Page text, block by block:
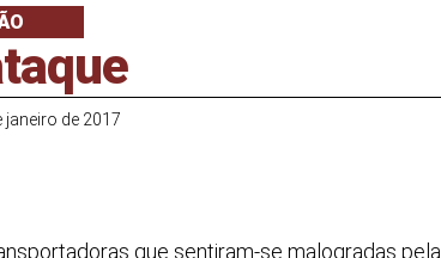
janeiro de 2017
que sentiram-se malogradas pela